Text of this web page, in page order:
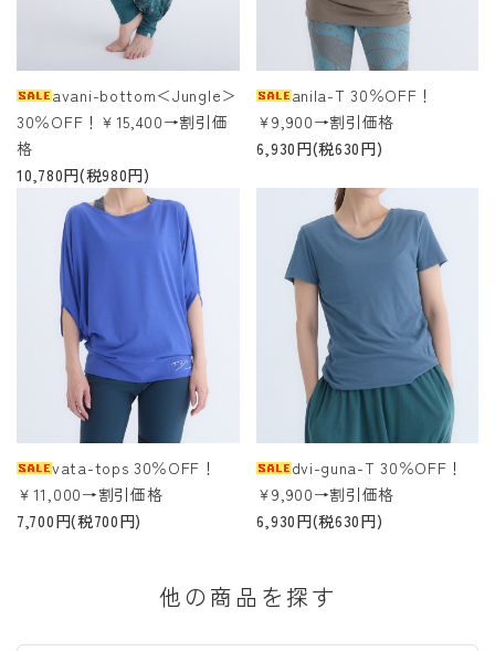
avani-bottom＜Jungle＞
30％OFF！￥15,400→割引価
格
10,780円(税980円)
anila-T 30％OFF！
￥9,900→割引価格
6,930円(税630円)
vata-tops 30％OFF！
￥11,000→割引価格
7,700円(税700円)
dvi-guna-T 30％OFF！
￥9,900→割引価格
6,930円(税630円)
他の商品を探す